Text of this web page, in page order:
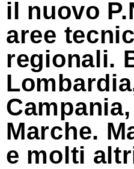
il nuovo
aree
regionali.
Marche.
e molti